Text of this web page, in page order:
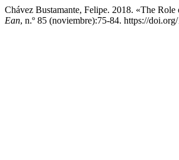
Chávez Bustamante, Felipe. 2018. «The
Ean, n.º 85 (noviembre):75-84. https://